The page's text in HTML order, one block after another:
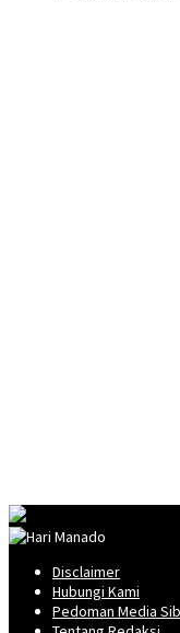
Disclaimer
Hubungi Kami
Pedoman Media